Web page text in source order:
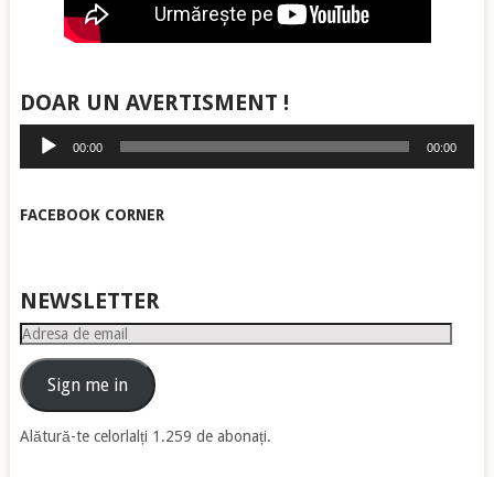
DOAR UN AVERTISMENT !
Player
audio
00:00 00:00
FACEBOOK CORNER
NEWSLETTER
Adresa
emailSign me in
Alătură-te celorlalți 1.259 de abonați.